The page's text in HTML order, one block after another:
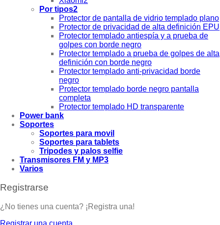
Por tipos2
Protector de pantalla de vidrio templado plano
Protector de privacidad de alta definición EPU
Protector templado antiespía y a prueba de
golpes con borde negro
Protector templado a prueba de golpes de alta
definición con borde negro
Protector templado anti-privacidad borde
negro
Protector templado borde negro pantalla
completa
Protector templado HD transparente
Power bank
Soportes
Soportes para movil
Soportes para tablets
Tripodes y palos selfie
Transmisores FM y MP3
Varios
Registrarse
¿No tienes una cuenta? ¡Registra una!
Registrar una cuenta